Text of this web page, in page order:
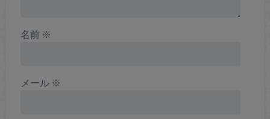
名前 ※
メール ※